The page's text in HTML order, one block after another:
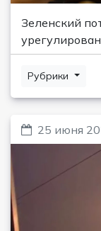
Зеленский
Рубрики
25 июня